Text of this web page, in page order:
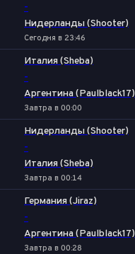
-
Нидерланды (Shooter)
Сегодня в 23:46
Италия (Sheba)
-
Аргентина (Paulblack17)
Завтра в 00:00
Нидерланды (Shooter)
-
Италия (Sheba)
Завтра в 00:14
Германия (Jiraz)
-
Аргентина (Paulblack17)
Завтра в 00:28